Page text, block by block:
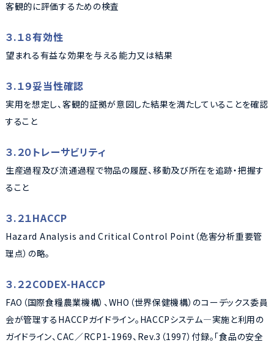
客観的に評価するための検査
３.１８有効性
望まれる有益な効果を与える能力又は結果
３.１９妥当性確認
実用を想定し、客観的証拠が意図した結果を満たしていることを確認
すること
３.２０トレーサビリティ
生産過程及び流通過程で物品の履歴、移動及び所在を追跡・把握す
ること
３.２１HACCP
Hazard Analysis and Critical Control Point（危害分析重要管
理点）の略。
３.２２CODEX-HACCP
FAO（国際食糧農業機構）、WHO（世界保健機構）のコーデックス委員
会が管理するHACCPガイドライン。HACCPシステム―実施と利用の
ガイドライン、CAC／RCP1-1969、Rev.3（1997）付録。「食品の安全